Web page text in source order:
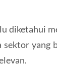
diketahui
yang